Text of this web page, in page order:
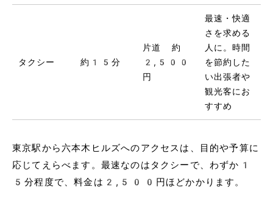
タクシー 約15分
片道 約
2,500
円
最速・快適
さを求める
人に。時間
を節約した
い出張者や
観光客にお
すすめ
東京駅から六本木ヒルズへのアクセスは、目的や予算に
応じてえらべます。最速なのはタクシーで、わずか1
5分程度で、料金は2,500円ほどかかります。